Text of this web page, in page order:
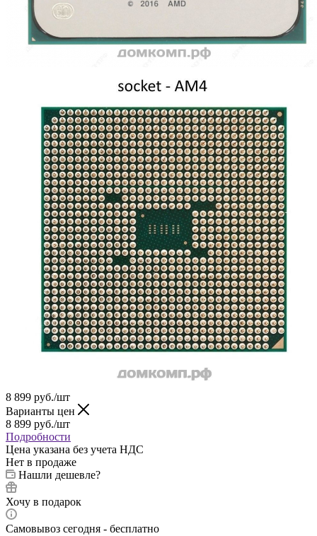
8 899 руб./шт
Варианты цен
8 899 руб./шт
Подробности
Цена указана без учета НДС
Нет в продаже
Нашли дешевле?
Хочу в подарок
Самовывоз сегодня - бесплатно